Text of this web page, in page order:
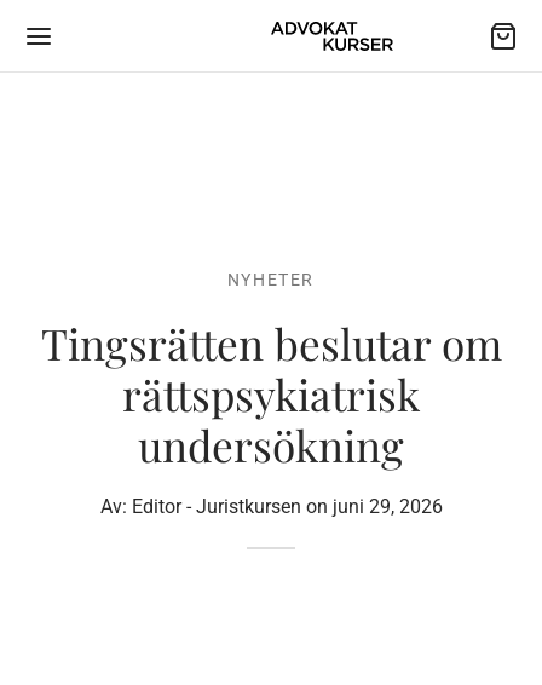
NYHETER
Tingsrätten beslutar om
rättspsykiatrisk
undersökning
Av: Editor - Juristkursen on juni 29, 2026